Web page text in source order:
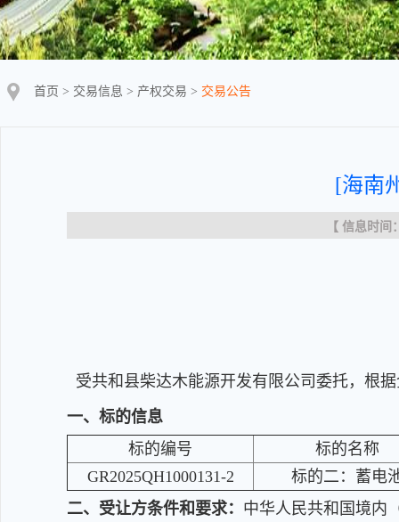
首页 > 交易信息 > 产权交易 > 交易公告
[海南
【 信息时间
受共和县柴达木能源开发有限公司委托，根
一、标的信息
标的编号
标的名称
GR2025QH1000131-2
标的二：蓄电
二、受让方条件和要求： 中华人民共和国境内